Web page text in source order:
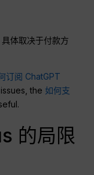
体取决于付款方
订阅 ChatGPT
the如何支
的局限